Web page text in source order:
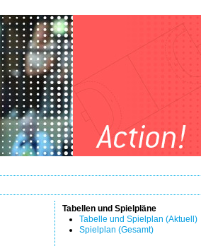
Tabellen und Spielpläne
Tabelle und Spielplan (Aktuell)
Spielplan (Gesamt)